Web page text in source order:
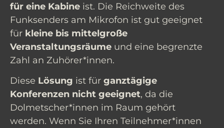
für eine Kabine ist. Die Reichweite des
Funksenders am Mikrofon ist gut geeignet
für kleine bis mittelgroße
Veranstaltungsräume und eine begrenzte
Zahl an Zuhörer*innen.
Diese Lösung ist für ganztägige
Konferenzen nicht geeignet, da die
Dolmetscher*innen im Raum gehört
werden. Wenn Sie Ihren Teilnehmer*innen